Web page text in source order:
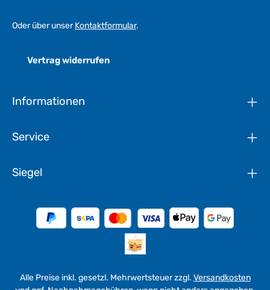
Oder über unserKontaktformular.
Vertrag widerrufen
Informationen
Service
Siegel
Alle Preise inkl. gesetzl. Mehrwertsteuer zzgl. Versandkosten